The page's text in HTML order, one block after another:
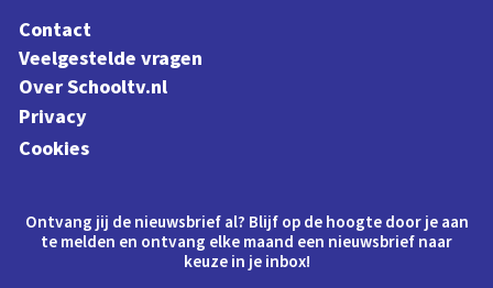
Contact
Veelgestelde vragen
Over Schooltv.nl
Privacy
Cookies
Ontvang jij de nieuwsbrief al? Blijf op de hoogte door je aan
te melden en ontvang elke maand een nieuwsbrief naar
keuze in je inbox!